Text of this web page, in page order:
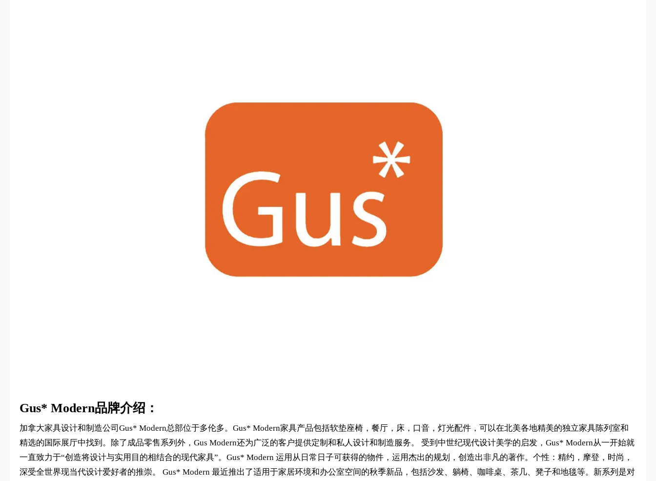
Gus* Modern品牌介绍：
加拿大家具设计和制造公司Gus* Modern总部位于多伦多。Gus* Modern家具产品包括软垫座椅，餐厅，床，口音，灯光配件，可以在北美各地精美的独立家具陈列室和
精选的国际展厅中找到。除了成品零售系列外，Gus Modern还为广泛的客户提供定制和私人设计和制造服务。 受到中世纪现代设计美学的启发，Gus* Modern从一开始就
一直致力于“创造将设计与实用目的相结合的现代家具”。Gus* Modern 运用从日常日子可获得的物件，运用杰出的规划，创造出非凡的著作。个性：精约，摩登，时尚，
深受全世界现当代设计爱好者的推崇。 Gus* Modern 最近推出了适用于家居环境和办公室空间的秋季新品，包括沙发、躺椅、咖啡桌、茶几、凳子和地毯等。新系列是对